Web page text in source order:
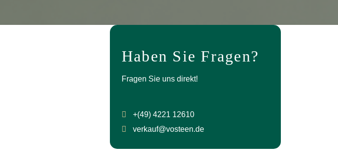
Haben Sie Fragen?
Fragen Sie uns direkt!
+(49) 4221 12610
verkauf@vosteen.de